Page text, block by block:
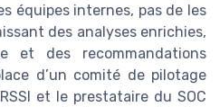
équipes internes, pas de les
des analyses enrichies,
et des recommandations
d’un comité de pilotage
et le prestataire du SOC